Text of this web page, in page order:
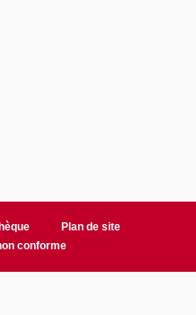
Plan de site
conforme